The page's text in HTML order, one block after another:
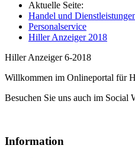
Aktuelle Seite:
Handel und
Personalservice
Hiller Anzeiger 2018
Hiller Anzeiger 6-2018
Willkommen im Onlineportal für
Besuchen Sie uns auch im Social
Information